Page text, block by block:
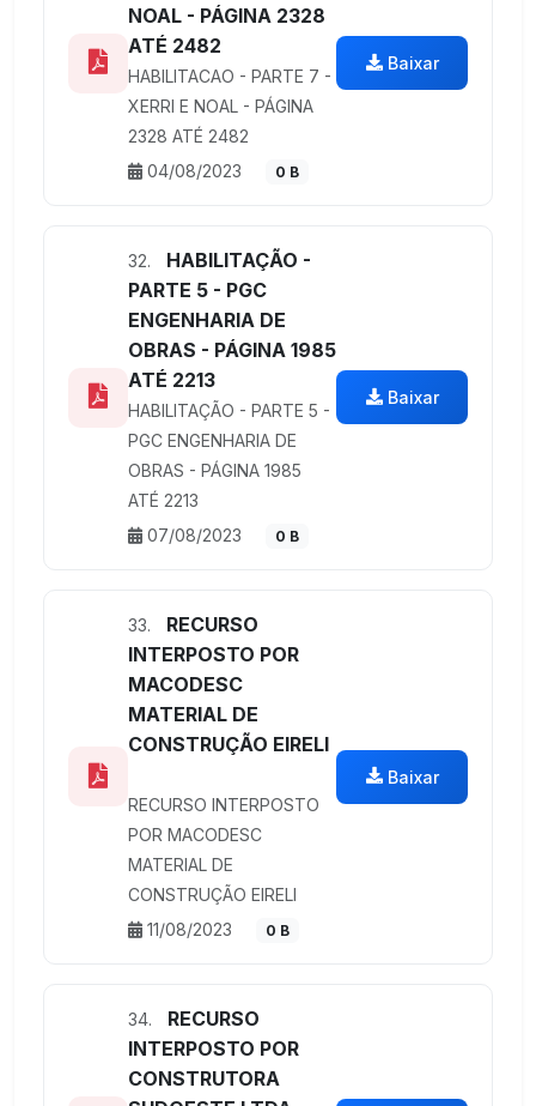
NOAL - PÁGINA 2328
ATÉ 2482
HABILITACAO - PARTE 7 -
XERRI E NOAL - PÁGINA
2328 ATÉ 2482
04/08/2023
0 B
Baixar
32.
HABILITAÇÃO -
PARTE 5 - PGC
ENGENHARIA DE
OBRAS - PÁGINA 1985
ATÉ 2213
HABILITAÇÃO - PARTE 5 -
PGC ENGENHARIA DE
OBRAS - PÁGINA 1985
ATÉ 2213
07/08/2023
0 B
Baixar
33.
RECURSO
INTERPOSTO POR
MACODESC
MATERIAL DE
CONSTRUÇÃO EIRELI
RECURSO INTERPOSTO
POR MACODESC
MATERIAL DE
CONSTRUÇÃO EIRELI
11/08/2023
0 B
Baixar
34.
RECURSO
INTERPOSTO POR
CONSTRUTORA